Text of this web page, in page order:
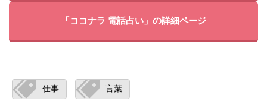
「ココナラ 電話占い」の詳細ページ
仕事 言葉